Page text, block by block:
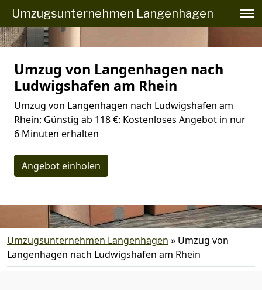
Umzugsunternehmen Langenhagen
Umzug von Langenhagen nach
Ludwigshafen am Rhein
Umzug von Langenhagen nach Ludwigshafen am
Rhein: Günstig ab 118 €: Kostenloses Angebot in nur
6 Minuten erhalten
Angebot einholen
Umzugsunternehmen Langenhagen » Umzug von
Langenhagen nach Ludwigshafen am Rhein